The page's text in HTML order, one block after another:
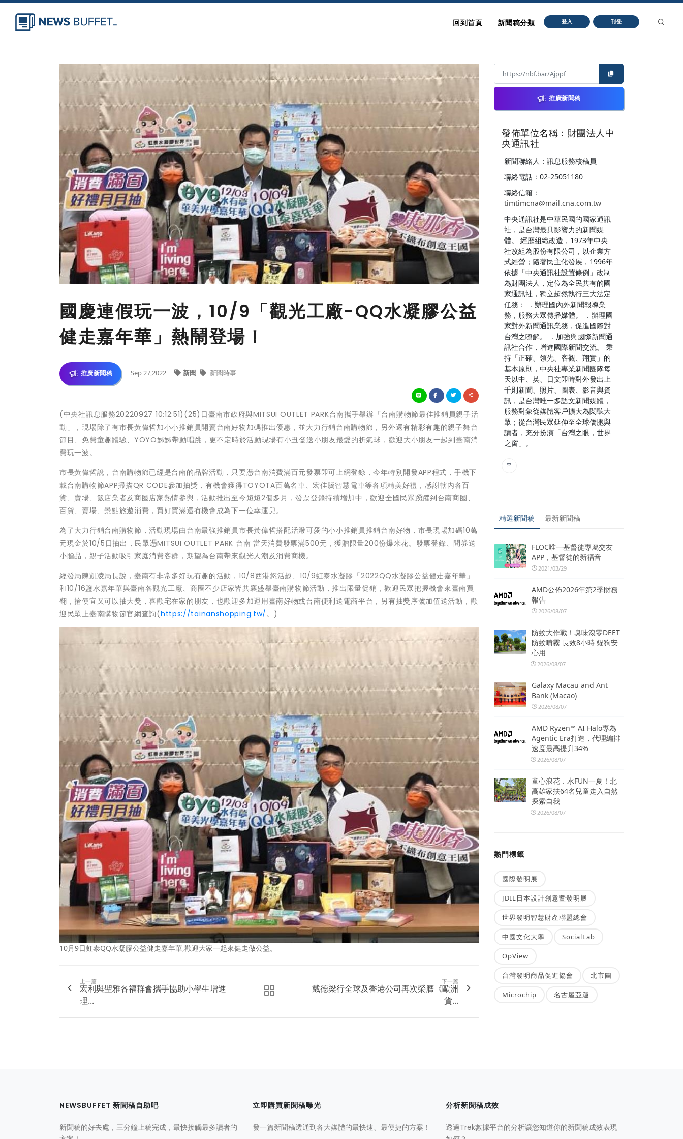
回到首頁 新聞稿分類 登入 刊登
國慶連假玩一波，10/9「觀光工廠-QQ水凝膠公益
健走嘉年華」熱鬧登場！
推廣新聞稿 Sep 27,2022 新聞 新聞時事
(中央社訊息服務20220927 10:12:51)(25)日臺南市政府與MITSUI OUTLET PARK台南攜手舉辦「台南購物節最佳推銷員親子活
動」，現場除了有市長黃偉哲加小小推銷員開賣台南好物加碼推出優惠，並大力行銷台南購物節，另外還有精彩有趣的親子舞台
節目、免費童趣體驗、YOYO姊姊帶動唱跳，更不定時於活動現場有小丑發送小朋友最愛的折氣球，歡迎大小朋友一起到臺南消
費玩一波。
市長黃偉哲說，台南購物節已經是台南的品牌活動，只要憑台南消費滿百元發票即可上網登錄，今年特別開發APP程式，手機下
載台南購物節APP掃描QR CODE參加抽獎，有機會獲得TOYOTA百萬名車、宏佳騰智慧電車等各項精美好禮，感謝轄內各百
貨、賣場、飯店業者及商圈店家熱情參與，活動推出至今短短2個多月，發票登錄持續增加中，歡迎全國民眾踴躍到台南商圈、
百貨、賣場、景點旅遊消費，買好買滿還有機會成為下一位幸運兒。
為了大力行銷台南購物節，活動現場由台南最強推銷員市長黃偉哲搭配活潑可愛的小小推銷員推銷台南好物，市長現場加碼10萬
元現金於10/5日抽出，民眾憑MITSUI OUTLET PARK 台南 當天消費發票滿500元，獲贈限量200份爆米花。發票登錄、問券送
小贈品，親子活動吸引家庭消費客群，期望為台南帶來觀光人潮及消費商機。
經發局陳凱凌局長說，臺南有非常多好玩有趣的活動，10/8西港悠活趣、10/9虹泰水凝膠「2022QQ水凝膠公益健走嘉年華」
和10/16鹽水嘉年華與臺南各觀光工廠、商圈不少店家皆共襄盛舉臺南購物節活動，推出限量促銷，歡迎民眾把握機會來臺南買
翻，搶便宜又可以抽大獎，喜歡宅在家的朋友，也歡迎多加運用臺南好物或台南便利送電商平台，另有抽獎序號加值送活動，歡
迎民眾上臺南購物節官網查詢(https://tainanshopping.tw/。)
10月9日虹泰QQ水凝膠公益健走嘉年華,歡迎大家一起來健走做公益。
上一篇
宏利與聖雅各福群會攜手協助小學生增進
理...
下一篇
戴德梁行全球及香港公司再次榮膺《歐洲
貨...
推廣新聞稿
發佈單位名稱：財團法人中
央通訊社
新聞聯絡人：訊息服務核稿員
聯絡電話：02-25051180
聯絡信箱：
timtimcna@mail.cna.com.tw
中央通訊社是中華民國的國家通訊
社，是台灣最具影響力的新聞媒
體。 經歷組織改造，1973年中央
社改組為股份有限公司，以企業方
式經營；隨著民主化發展，1996年
依據「中央通訊社設置條例」改制
為財團法人，定位為全民共有的國
家通訊社，獨立超然執行三大法定
任務： ．辦理國內外新聞報導業
務，服務大眾傳播媒體。 ．辦理國
家對外新聞通訊業務，促進國際對
台灣之瞭解。 ．加強與國際新聞通
訊社合作，增進國際新聞交流。 秉
持「正確、領先、客觀、翔實」的
基本原則，中央社專業新聞團隊每
天以中、英、日文即時對外發出上
千則新聞、照片、圖表、影音與資
訊，是台灣唯一多語文新聞媒體，
服務對象從媒體客戶擴大為閱聽大
眾；從台灣民眾延伸至全球僑胞與
讀者，充分扮演「台灣之眼，世界
之窗」。
精選新聞稿 最新新聞稿
FLOC唯一基督徒專屬交友
APP，基督徒的新福音
2021/03/29
AMD公佈2026年第2季財務
報告
2026/08/07
防蚊大作戰！臭味滾零DEET
防蚊噴霧 長效8小時 貓狗安
心用
2026/08/07
Galaxy Macau and Ant
Bank (Macao)
2026/08/07
AMD Ryzen™ AI Halo專為
Agentic Era打造，代理編排
速度最高提升34%
2026/08/07
童心浪花．水FUN一夏！北
高雄家扶64名兒童走入自然
探索自我
2026/08/07
熱門標籤
國際發明展
JDIE日本設計創意暨發明展
世界發明智慧財產聯盟總會
中國文化大學 SocialLab
OpView
台灣發明商品促進協會 北市圖
Microchip 名古屋亞運
NEWSBUFFET 新聞稿自助吧
新聞稿的好去處，三分鐘上稿完成，最快接觸最多讀者的
立即購買新聞稿曝光
發一篇新聞稿透通到各大媒體的最快速、最便捷的方案！
分析新聞稿成效
透過Trek數據平台的分析讓您知道你的新聞稿成效表現